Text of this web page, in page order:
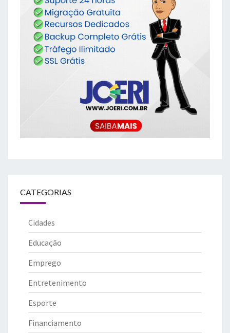
CATEGORIAS
Cidades
Educação
Emprego
Entretenimento
Esporte
Financiamento